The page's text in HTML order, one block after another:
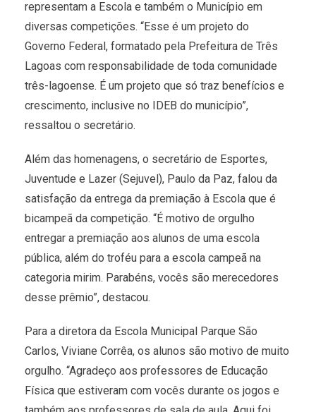
representam a Escola e também o Município em
diversas competições. “Esse é um projeto do
Governo Federal, formatado pela Prefeitura de Três
Lagoas com responsabilidade de toda comunidade
três-lagoense. É um projeto que só traz benefícios e
crescimento, inclusive no IDEB do município”,
ressaltou o secretário.
Além das homenagens, o secretário de Esportes,
Juventude e Lazer (Sejuvel), Paulo da Paz, falou da
satisfação da entrega da premiação à Escola que é
bicampeã da competição. “É motivo de orgulho
entregar a premiação aos alunos de uma escola
pública, além do troféu para a escola campeã na
categoria mirim. Parabéns, vocês são merecedores
desse prêmio”, destacou.
Para a diretora da Escola Municipal Parque São
Carlos, Viviane Corrêa, os alunos são motivo de muito
orgulho. “Agradeço aos professores de Educação
Física que estiveram com vocês durante os jogos e